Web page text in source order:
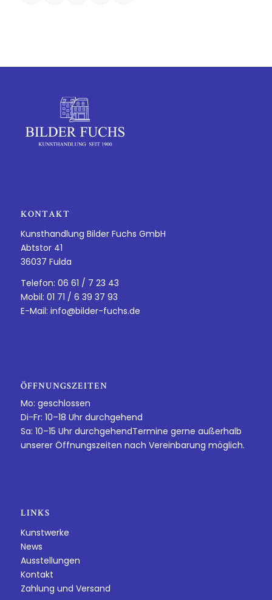
KONTAKT
Kunsthandlung Bilder Fuchs GmbH
Abtstor 41
36037 Fulda
Telefon: 06 61 / 7 23 43
Mobil: 01 71 / 6 39 37 93
E-Mail: info@bilder-fuchs.de
ÖFFNUNGSZEITEN
Mo: geschlossen
Di-Fr: 10–18 Uhr durchgehend
Sa: 10–15 Uhr durchgehendTermine gerne außerhalb
unserer Öffnungszeiten nach Vereinbarung möglich.
LINKS
Kunstwerke
News
Ausstellungen
Kontakt
Zahlung und Versand